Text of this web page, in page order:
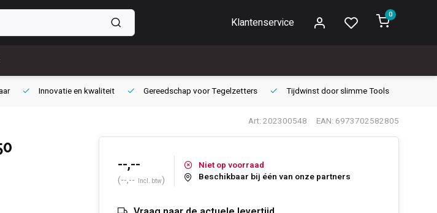
Klantenservice
0
Innovatieen kwaliteit Gereedschap voorTegelzetters Tijdwinst doorslimme Tools
Art: 202300548 EAN: 6973702582805
--,--
(--,-- Incl. btw)
Niet op voorraad
Beschikbaar bij één van onze partners